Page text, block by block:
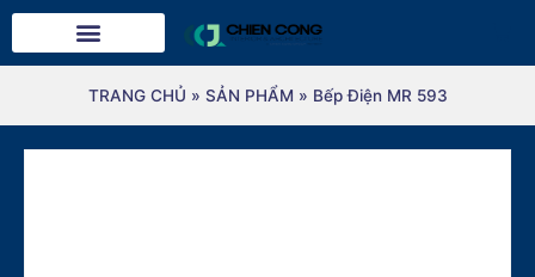
TRANG CHỦ » SẢN PHẨM » Bếp Điện MR 593